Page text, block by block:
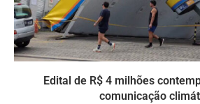
Edital de R$ 4 milhões
comunicação